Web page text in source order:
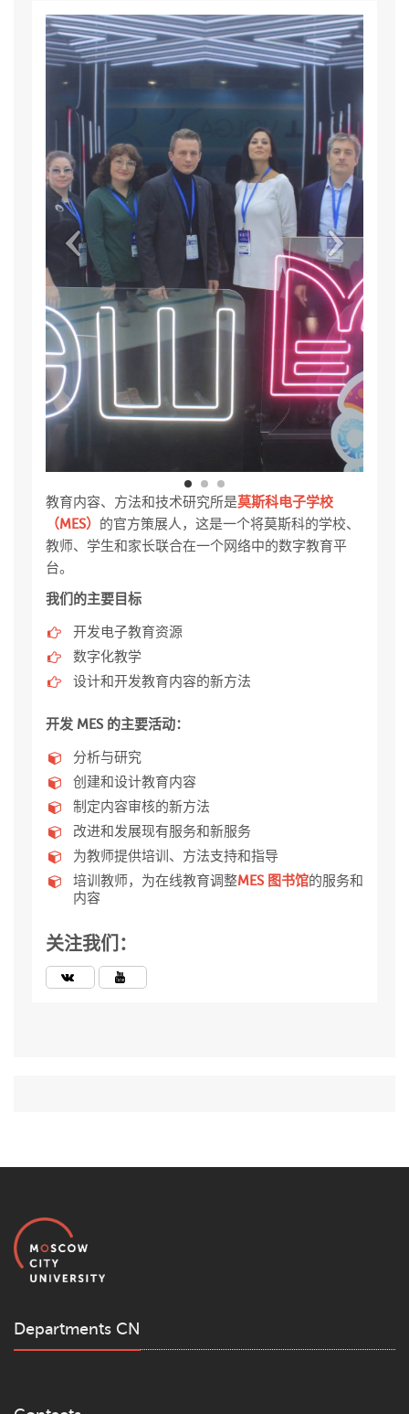
教育内容、方法和技术研究所是莫斯科电子学校
（MES） 的官方策展人，这是一个将莫斯科的学校、
教师、学生和家长联合在一个网络中的数字教育平
台。
我们的主要目标
开发电子教育资源
数字化教学
设计和开发教育内容的新方法
开发 MES 的主要活动：
分析与研究
创建和设计教育内容
制定内容审核的新方法
改进和发展现有服务和新服务
为教师提供培训、方法支持和指导
培训教师，为在线教育调整MES 图书馆的服务和
内容
关注我们：
Departments CN